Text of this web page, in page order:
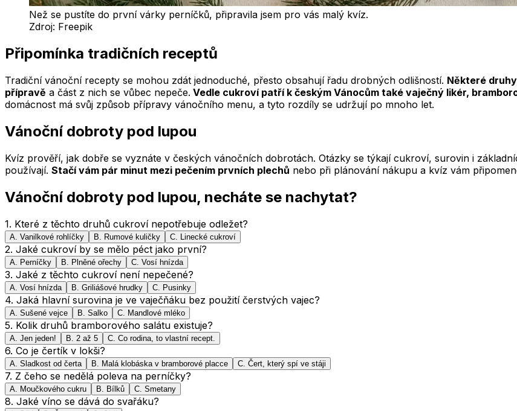
Než se pustíte do první várky perníčků, připravila jsem pro vás malý kvíz.
Zdroj: Freepik
Připomínka tradičních receptů
Tradiční vánoční recepty se mohou zdát jednoduché, přesto obsahují řadu drobných odlišností. Některé
přípravě a část z nich se vůbec nepeče. Vedle cukroví patří k českým Vánocům také vaječný likér,
domácnost má svůj způsob přípravy vánočního menu, a tyto rozdíly se udržují po mnoho let.
Vánoční dobroty pod lupou
Kvíz prověří, jak dobře se vyznáte v českých vánočních dobrotách. Otázky se týkají cukroví, surovin i
používají. Stačí vám pár minut mezi pečením prvních plechů nebo při plánování nákupu a kvíz vám
Vánoční dobroty pod lupou, necháte se nachytat?
1. Které z těchto druhů cukroví nepotřebuje odležet?
A Vanilkové rohlíčky B Rumové kuličky C Linecké cukroví
2. Jaké cukroví by se mělo péct jako první?
A Perníčky B Plněné ořechy C Vosí hnízda
3. Jaké z těchto cukroví není nepečené?
A Vosí hnízda B Griliášové hrudky C Pusinky
4. Jaká hlavní surovina je ve vaječňáku bez použití čerstvých vajec?
A Sušené vejce B Salko C Mandlové mléko
5. Kolik druhů bramborového salátu existuje?
A Jen jeden! B 2 až 5 C Co rodina, to vlastní recept.
6. Co je čertík v lokši?
A Sladkost od čerta B Malá klobáska v bramborové placce C Čert, který spí ve stáji
7. Z čeho se nedělá poleva na perníčky?
A Moučkového cukru B Bílků C Smetany
8. Jaké víno se dává do svařáku?